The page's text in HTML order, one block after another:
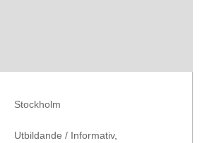
entreprenörskap,
och media
HR
Stockholm
Utbildande / Informativ,